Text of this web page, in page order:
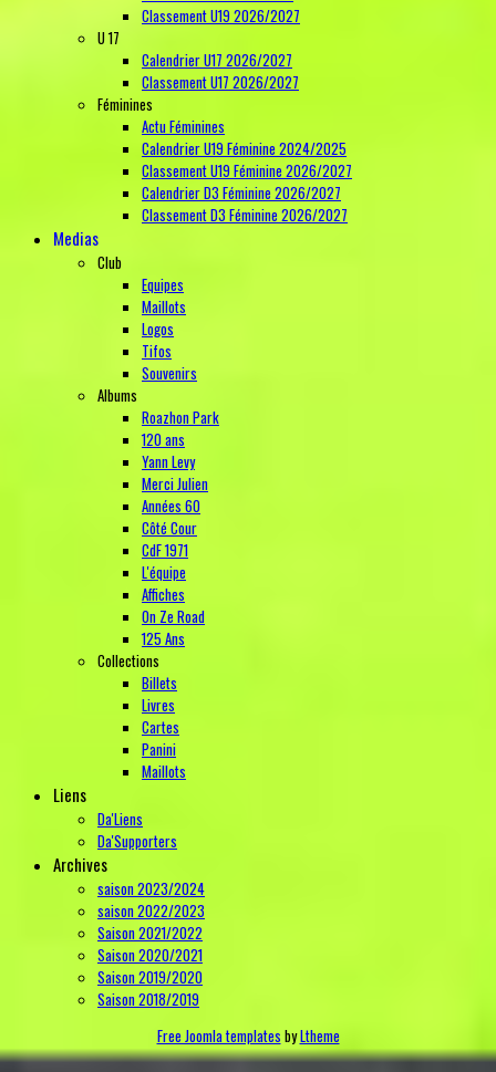
Classement U19 2026/2027
U 17
Calendrier U17 2026/2027
Classement U17 2026/2027
Féminines
Actu Féminines
Calendrier U19 Féminine 2024/2025
Classement U19 Féminine 2026/2027
Calendrier D3 Féminine 2026/2027
Classement D3 Féminine 2026/2027
Medias
Club
Equipes
Maillots
Logos
Tifos
Souvenirs
Albums
Roazhon Park
120 ans
Yann Levy
Merci Julien
Années 60
Côté Cour
CdF 1971
L'équipe
Affiches
On Ze Road
125 Ans
Collections
Billets
Livres
Cartes
Panini
Maillots
Liens
Da'Liens
Da'Supporters
Archives
saison 2023/2024
saison 2022/2023
Saison 2021/2022
Saison 2020/2021
Saison 2019/2020
Saison 2018/2019
Free Joomla templates byLtheme